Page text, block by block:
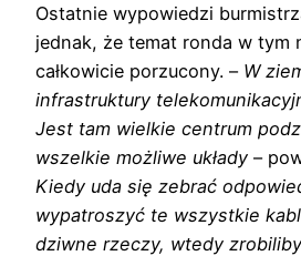
Ostatnie wypowiedzi
jednak, że temat ronda w tym
całkowicie porzucony. – W
infrastruktury
Jest tam wielkie centrum
wszelkie możliwe układy –
Kiedy uda się zebrać
wypatroszyć te wszystkie
dziwne rzeczy, wtedy